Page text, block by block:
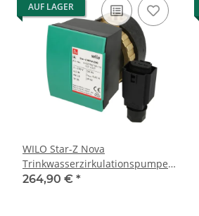
AUF LAGER
WILO Star-Z Nova
Trinkwasserzirkulationspumpe
1/2" 84 mm 4132750
264,90 € *